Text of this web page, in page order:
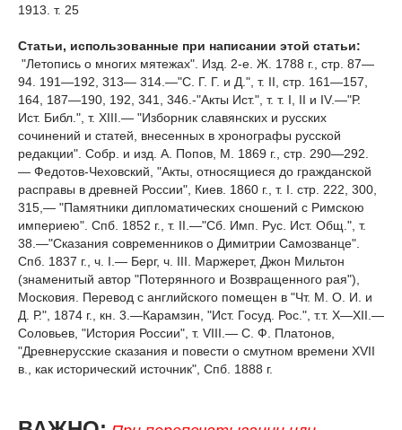
1913. т. 25
Статьи, использованные при написании этой статьи:
"Летопись о многих мятежах". Изд. 2-е. Ж. 1788 г., стр. 87—
94. 191—192, 313— 314.—"С. Г. Г. и Д.", т. II, стр. 161—157,
164, 187—190, 192, 341, 346.-"Акты Ист.", т. т. I, II и IV.—"Р.
Ист. Библ.", т. XIII.— "Изборник славянских и русских
сочинений и статей, внесенных в хронографы русской
редакции". Собр. и изд. А. Попов, М. 1869 г., стр. 290—292.
— Федотов-Чеховский, "Акты, относящиеся до гражданской
расправы в древней России", Киев. 1860 г., т. I. стр. 222, 300,
315,— "Памятники дипломатических сношений с Римскою
империею". Спб. 1852 г., т. II.—"Сб. Имп. Рус. Ист. Общ.", т.
38.—"Сказания современников о Димитрии Самозванце".
Спб. 1837 г., ч. I.— Берг, ч. III. Маржерет, Джон Мильтон
(знаменитый автор "Потерянного и Возвращенного рая"),
Московия. Перевод с английского помещен в "Чт. М. О. И. и
Д. Р.", 1874 г., кн. 3.—Карамзин, "Ист. Госуд. Рос.", т.т. X—XII.—
Соловьев, "История России", т. VIII.— С. Ф. Платонов,
"Древнерусские сказания и повести о смутном времени XVII
в., как исторический источник", Спб. 1888 г.